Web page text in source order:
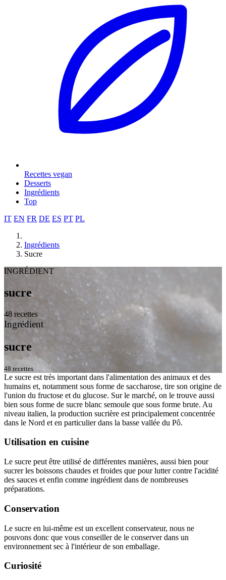
Recettes vegan
Desserts
Ingrédients
Top
IT EN FR DE ES PT PL
Ingrédients
Sucre
INGRÉDIENT
sucre
48 recettes
Ingrédient
sucre
48 recettes
Le sucre est très important dans l'alimentation des animaux et des
humains et, notamment sous forme de saccharose, tire son origine de
l'union du fructose et du glucose. Sur le marché, on le trouve aussi
bien sous forme de sucre blanc semoule que sous forme brute. Au
niveau italien, la production sucrière est principalement concentrée
dans le Nord et en particulier dans la basse vallée du Pô.
Utilisation en cuisine
Le sucre peut être utilisé de différentes manières, aussi bien pour
sucrer les boissons chaudes et froides que pour lutter contre l'acidité
des sauces et enfin comme ingrédient dans de nombreuses
préparations.
Conservation
Le sucre en lui-même est un excellent conservateur, nous ne
pouvons donc que vous conseiller de le conserver dans un
environnement sec à l'intérieur de son emballage.
Curiosité